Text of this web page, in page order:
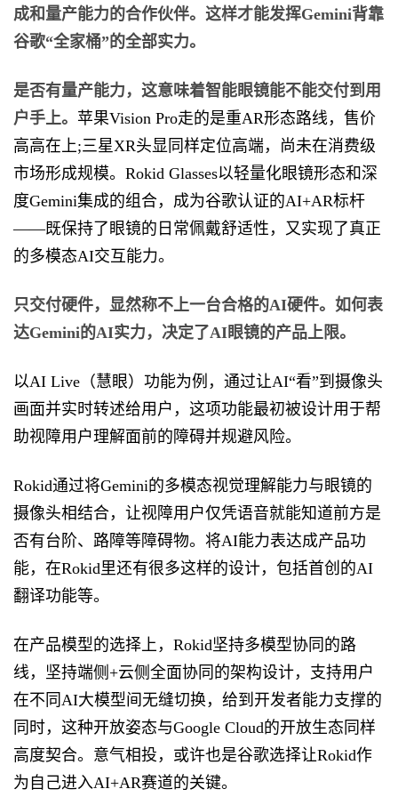
成和量产能力的合作伙伴。这样才能发挥Gemini背靠
谷歌“全家桶”的全部实力。
是否有量产能力，这意味着智能眼镜能不能交付到用
户手上。 苹果Vision Pro走的是重AR形态路线，售价
高高在上;三星XR头显同样定位高端，尚未在消费级
市场形成规模。Rokid Glasses以轻量化眼镜形态和深
度Gemini集成的组合，成为谷歌认证的AI+AR标杆
——既保持了眼镜的日常佩戴舒适性，又实现了真正
的多模态AI交互能力。
只交付硬件，显然称不上一台合格的AI硬件。如何表
达Gemini的AI实力，决定了AI眼镜的产品上限。
以AI Live（慧眼）功能为例，通过让AI“看”到摄像头
画面并实时转述给用户，这项功能最初被设计用于帮
助视障用户理解面前的障碍并规避风险。
Rokid通过将Gemini的多模态视觉理解能力与眼镜的
摄像头相结合，让视障用户仅凭语音就能知道前方是
否有台阶、路障等障碍物。将AI能力表达成产品功
能，在Rokid里还有很多这样的设计，包括首创的AI
翻译功能等。
在产品模型的选择上，Rokid坚持多模型协同的路
线，坚持端侧+云侧全面协同的架构设计，支持用户
在不同AI大模型间无缝切换，给到开发者能力支撑的
同时，这种开放姿态与Google Cloud的开放生态同样
高度契合。意气相投，或许也是谷歌选择让Rokid作
为自己进入AI+AR赛道的关键。